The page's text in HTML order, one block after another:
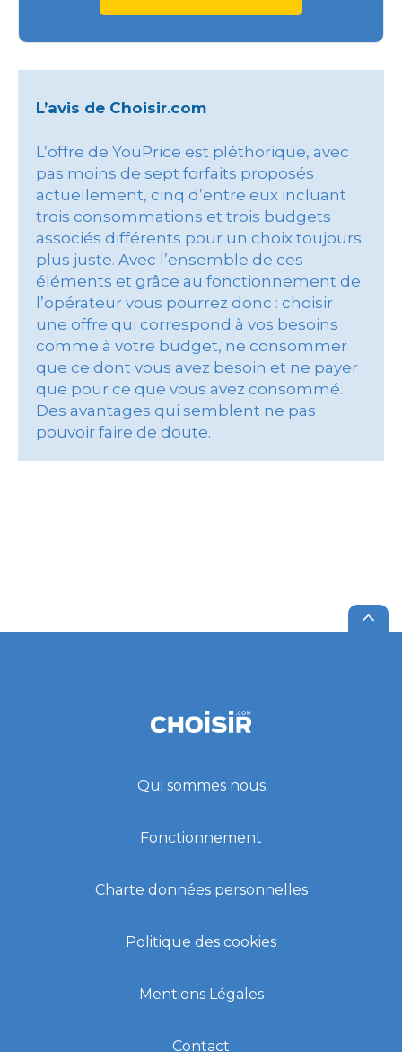
L’avis de Choisir.com
L’offre de YouPrice est pléthorique, avec
pas moins de sept forfaits proposés
actuellement, cinq d’entre eux incluant
trois consommations et trois budgets
associés différents pour un choix toujours
plus juste. Avec l’ensemble de ces
éléments et grâce au fonctionnement de
l’opérateur vous pourrez donc : choisir
une offre qui correspond à vos besoins
comme à votre budget, ne consommer
que ce dont vous avez besoin et ne payer
que pour ce que vous avez consommé.
Des avantages qui semblent ne pas
pouvoir faire de doute.
Qui sommes nous
Fonctionnement
Charte données personnelles
Politique des cookies
Mentions Légales
Contact